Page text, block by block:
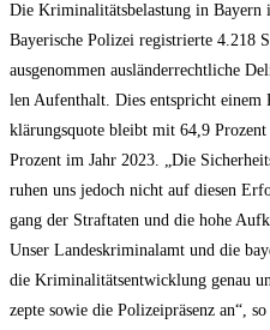
Die Kri­mi­na­li­täts­be­las­tung in Bay­ern
Baye­ri­sche Poli­zei regis­trier­te 4.218
aus­ge­nom­men aus­län­der­recht­li­che
len Auf­ent­halt. Dies ent­spricht
klä­rungs­quo­te bleibt mit 64,9
Pro­zent im Jahr 2023. „Die
ruhen uns jedoch nicht auf die­sen
gang der Straf­ta­ten und die hohe
Unser Lan­des­kri­mi­nal­amt und die
die Kri­mi­na­li­täts­ent­wick­lung genau
zep­te sowie die Poli­zei­prä­senz an“,